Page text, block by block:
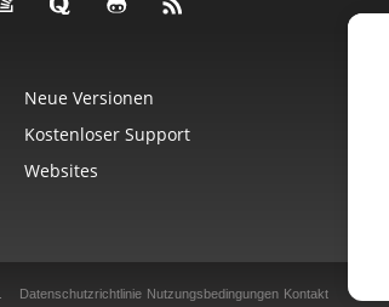
Neue Versionen
Kostenloser Support
Websites
Datenschutzrichtlinie Nutzungsbedingungen Kontakt